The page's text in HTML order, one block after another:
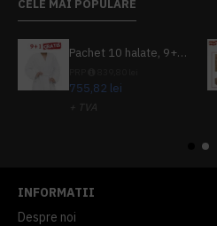
CELE MAI POPULARE
Pachet 10 halate, 9+1 gratuit
755,82 lei
+ TVA
INFORMATII
Despre noi